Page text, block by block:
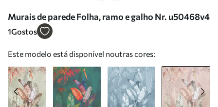
Murais de parede Folha, ramo e galho Nr. u50468v4
1Gostos
Este modelo está disponível noutras cores: